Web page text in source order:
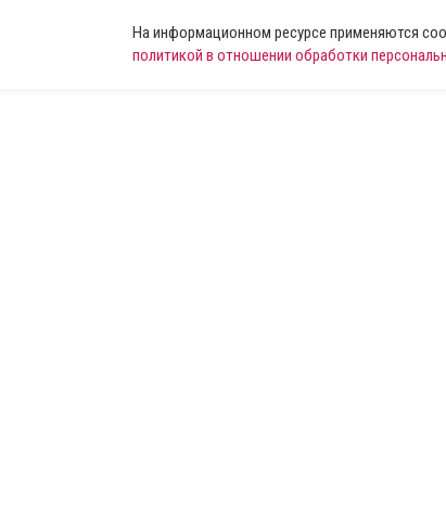
На информационном ресурсе применяются
политикой в отношении обработки